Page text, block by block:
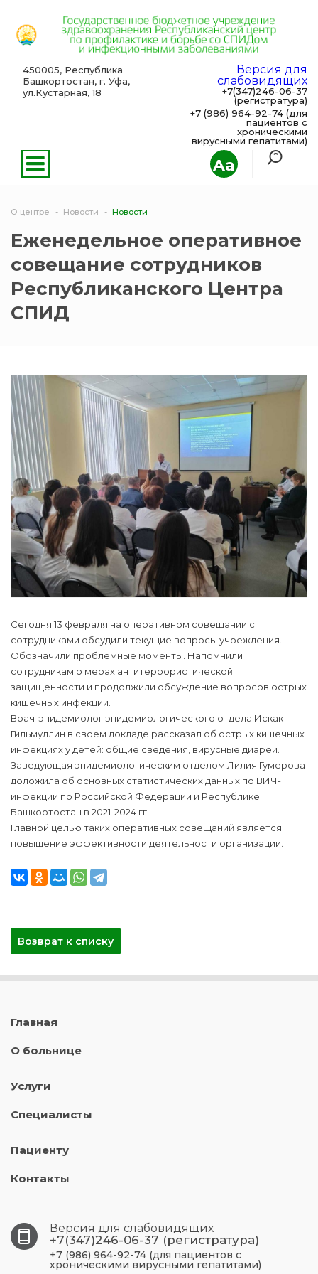
Aa
450005, Республика
Башкортостан, г. Уфа,
ул.Кустарная, 18
Версия для
слабовидящих
+7(347)246-06-37
(регистратура)
+7 (986) 964-92-74 (для
пациентов с
хроническими
вирусными гепатитами)
О центре Новости Новости
Еженедельное оперативное
совещание сотрудников
Республиканского Центра
СПИД
Сегодня 13 февраля на оперативном совещании с
сотрудниками обсудили текущие вопросы учреждения.
Обозначили проблемные моменты. Напомнили
сотрудникам о мерах антитеррористической
защищенности и продолжили обсуждение вопросов острых
кишечных инфекции.
Врач-эпидемиолог эпидемиологического отдела Искак
Гильмуллин в своем докладе рассказал об острых кишечных
инфекциях у детей: общие сведения, вирусные диареи.
Заведующая эпидемиологическим отделом Лилия Гумерова
доложила об основных статистических данных по ВИЧ-
инфекции по Российской Федерации и Республике
Башкортостан в 2021-2024 гг.
Главной целью таких оперативных совещаний является
повышение эффективности деятельности организации.
Возврат к списку
Главная
О больнице
Услуги
Специалисты
Пациенту
Контакты
Версия для слабовидящих
+7(347)246-06-37 (регистратура)
+7 (986) 964-92-74 (для пациентов с
хроническими вирусными гепатитами)